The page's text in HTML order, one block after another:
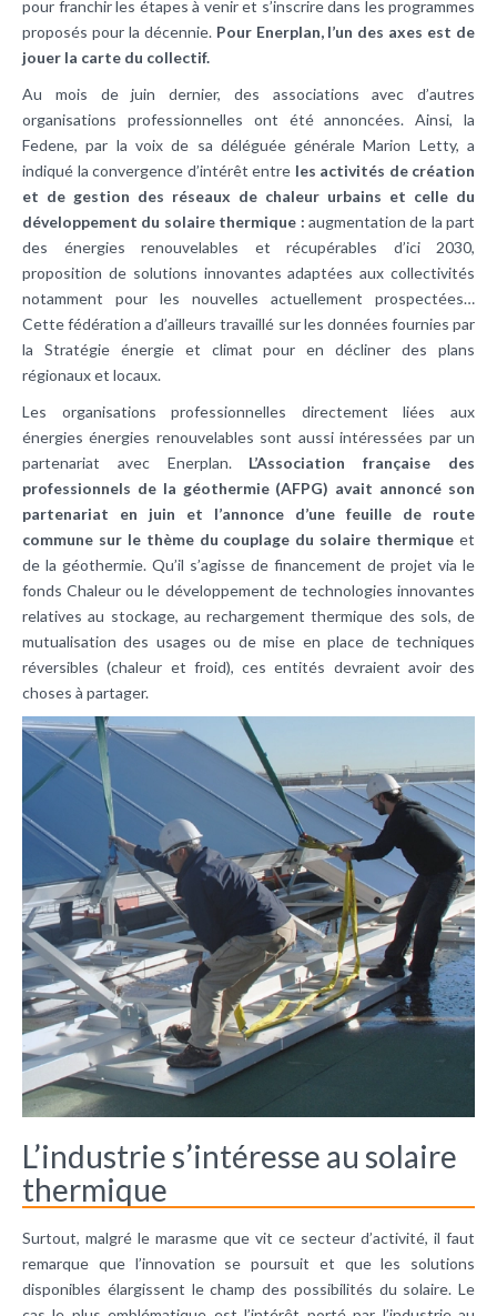
pour franchir les étapes à venir et s’inscrire dans les programmes
proposés pour la décennie.Pour Enerplan, l’un des axes est de
jouer la carte du collectif.
Au mois de juin dernier, des associations avec d’autres
organisations professionnelles ont été annoncées. Ainsi, la
Fedene, par la voix de sa déléguée générale Marion Letty, a
indiqué la convergence d’intérêt entre les activités de création
et de gestion des réseaux de chaleur urbains et celle du
développement du solaire thermique : augmentation de la part
des énergies renouvelables et récupérables d’ici 2030,
proposition de solutions innovantes adaptées aux collectivités
notamment pour les nouvelles actuellement prospectées…
Cette fédération a d’ailleurs travaillé sur les données fournies par
la Stratégie énergie et climat pour en décliner des plans
régionaux et locaux.
Les organisations professionnelles directement liées aux
énergies énergies renouvelables sont aussi intéressées par un
partenariat avec Enerplan. L’Association française des
professionnels de la géothermie (AFPG) avait annoncé son
partenariat en juin et l’annonce d’une feuille de route
commune sur le thème du couplage du solaire thermique et
de la géothermie. Qu’il s’agisse de financement de projet via le
fonds Chaleur ou le développement de technologies innovantes
relatives au stockage, au rechargement thermique des sols, de
mutualisation des usages ou de mise en place de techniques
réversibles (chaleur et froid), ces entités devraient avoir des
choses à partager.
L’industrie s’intéresse au solaire
thermique
Surtout, malgré le marasme que vit ce secteur d’activité, il faut
remarque que l’innovation se poursuit et que les solutions
disponibles élargissent le champ des possibilités du solaire. Le